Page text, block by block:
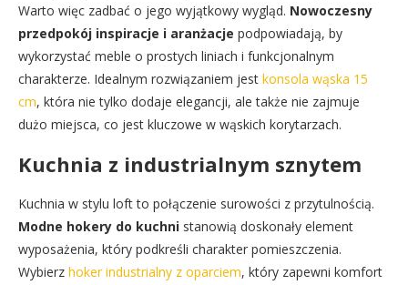
Warto więc zadbać o jego wyjątkowy wygląd. Nowoczesny
przedpokój inspiracje i aranżacje podpowiadają, by
wykorzystać meble o prostych liniach i funkcjonalnym
charakterze. Idealnym rozwiązaniem jest konsola wąska 15
cm, która nie tylko dodaje elegancji, ale także nie zajmuje
dużo miejsca, co jest kluczowe w wąskich korytarzach.
Kuchnia z industrialnym sznytem
Kuchnia w stylu loft to połączenie surowości z przytulnością.
Modne hokery do kuchni stanowią doskonały element
wyposażenia, który podkreśli charakter pomieszczenia.
Wybierz hoker industrialny z oparciem, który zapewni komfort